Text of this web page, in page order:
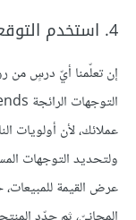
4. استخدم التوقعات للتنبؤ بالتوجهات المستقبلية
عملائك، لأن أولويات